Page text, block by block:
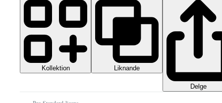
Kollektion Liknande
Delge